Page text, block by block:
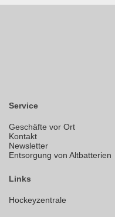
Service
Geschäfte vor Ort
Kontakt
Newsletter
Entsorgung von Altbatterien
Links
Hockeyzentrale